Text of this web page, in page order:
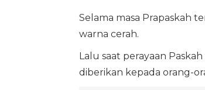
Selama masa Prapaskah
warna cerah.
Lalu saat perayaan
diberikan kepada orang-